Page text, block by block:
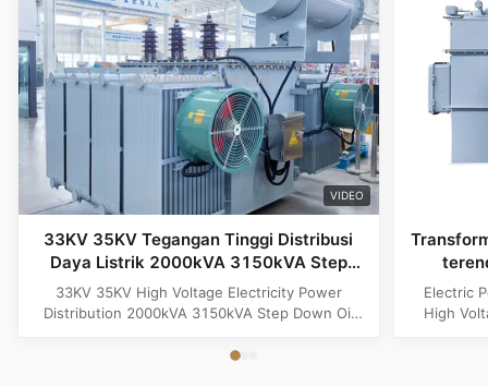
VIDEO
33KV 35KV Tegangan Tinggi Distribusi
Daya Listrik 2000kVA 3150kVA Step
Down Oil Immersion Electric Transformer
33KV 35KV High Voltage Electricity Power
Distribution 2000kVA 3150kVA Step Down Oil
Voltage Electricity Power Distribution 2000kVA
Electric
High